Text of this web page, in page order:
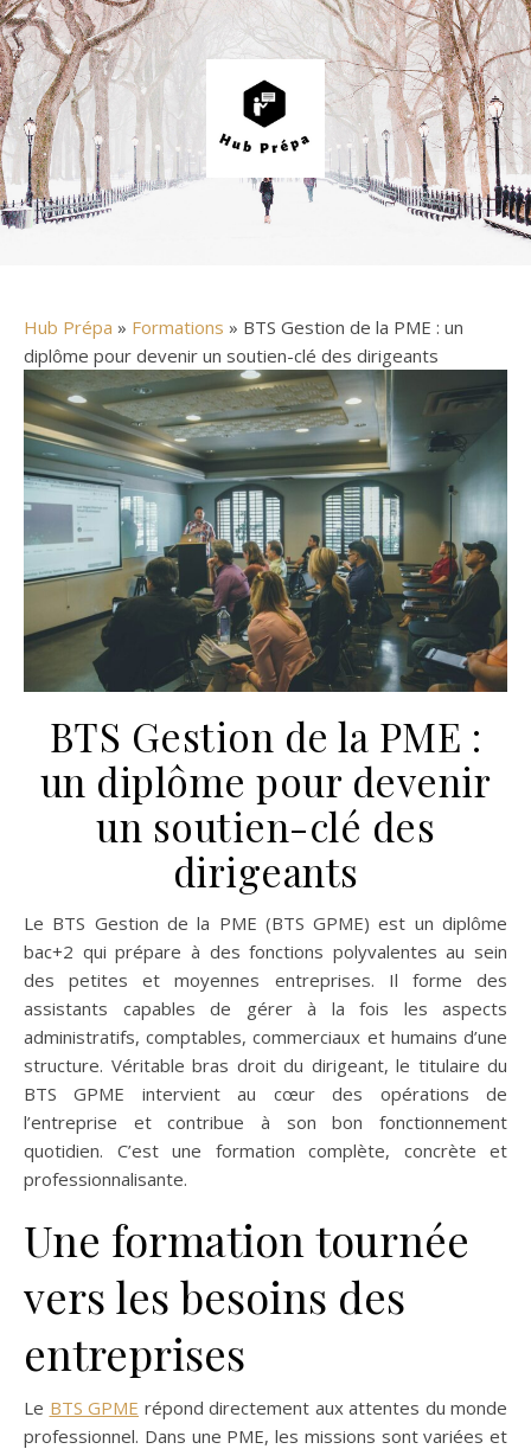
Hub Prépa » Formations » BTS Gestion de la PME : un
diplôme pour devenir un soutien-clé des dirigeants
BTS Gestion de la PME :
un diplôme pour devenir
un soutien-clé des
dirigeants
Le BTS Gestion de la PME (BTS GPME) est un diplôme
bac+2 qui prépare à des fonctions polyvalentes au sein
des petites et moyennes entreprises. Il forme des
assistants capables de gérer à la fois les aspects
administratifs, comptables, commerciaux et humains d’une
structure. Véritable bras droit du dirigeant, le titulaire du
BTS GPME intervient au cœur des opérations de
l’entreprise et contribue à son bon fonctionnement
quotidien. C’est une formation complète, concrète et
professionnalisante.
Une formation tournée
vers les besoins des
entreprises
Le BTS GPME répond directement aux attentes du monde
professionnel. Dans une PME, les missions sont variées et